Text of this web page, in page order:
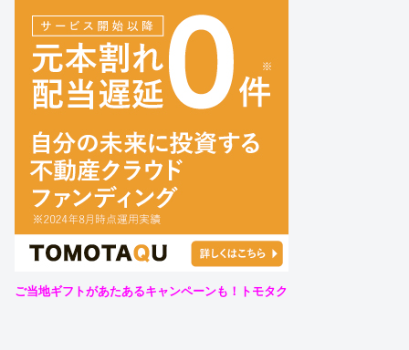
ご当地ギフトがあたあるキャンペーンも！トモタク